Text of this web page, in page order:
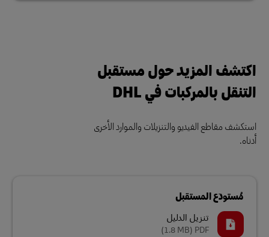
اكتشف المزيد حول مستقبل
التنقل بالمركبات في DHL
استكشف مقاطع الفيديو والتنزيلات والموارد الأخرى
أدناه.
مُستودَع المستقبل
تنزيل الدليل
PDF
(1.8 MB)